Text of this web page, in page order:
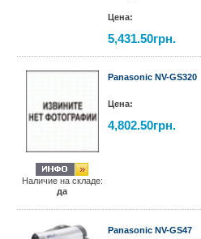
Цена:
5,431.50грн.
Наличие на складе:
да
Panasonic NV-GS320
Цена:
4,802.50грн.
Panasonic NV-GS47